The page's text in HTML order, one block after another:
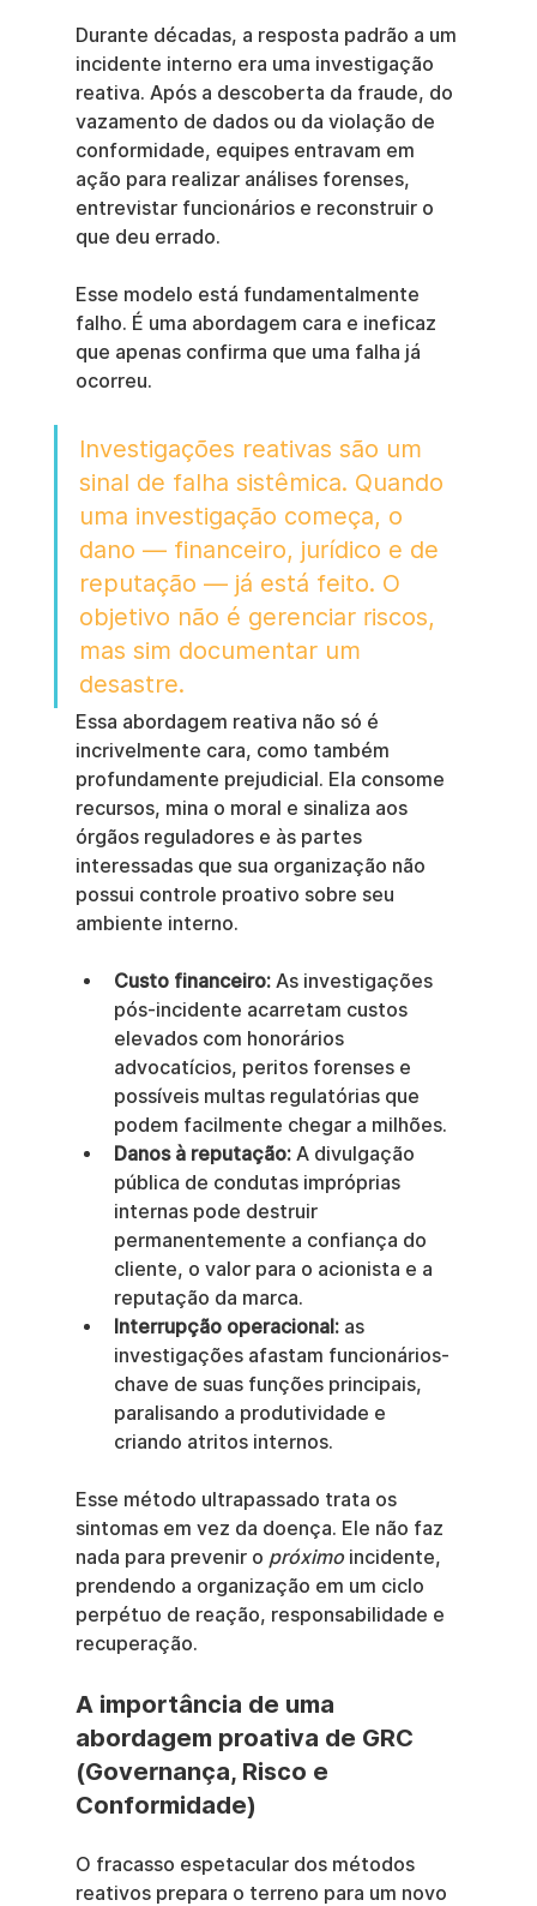
Durante décadas, a resposta padrão a um
incidente interno era uma investigação
reativa. Após a descoberta da fraude, do
vazamento de dados ou da violação de
conformidade, equipes entravam em
ação para realizar análises forenses,
entrevistar funcionários e reconstruir o
que deu errado.
Esse modelo está fundamentalmente
falho. É uma abordagem cara e ineficaz
que apenas confirma que uma falha já
ocorreu.
Investigações reativas são um
sinal de falha sistêmica. Quando
uma investigação começa, o
dano — financeiro, jurídico e de
reputação — já está feito. O
objetivo não é gerenciar riscos,
mas sim documentar um
desastre.
Essa abordagem reativa não só é
incrivelmente cara, como também
profundamente prejudicial. Ela consome
recursos, mina o moral e sinaliza aos
órgãos reguladores e às partes
interessadas que sua organização não
possui controle proativo sobre seu
ambiente interno.
Custo financeiro: As investigações
pós-incidente acarretam custos
elevados com honorários
advocatícios, peritos forenses e
possíveis multas regulatórias que
podem facilmente chegar a milhões.
Danos à reputação: A divulgação
pública de condutas impróprias
internas pode destruir
permanentemente a confiança do
cliente, o valor para o acionista e a
reputação da marca.
Interrupção operacional: as
investigações afastam funcionários-
chave de suas funções principais,
paralisando a produtividade e
criando atritos internos.
Esse método ultrapassado trata os
sintomas em vez da doença. Ele não faz
nada para prevenir o próximo incidente,
prendendo a organização em um ciclo
perpétuo de reação, responsabilidade e
recuperação.
A importância de uma
abordagem proativa de GRC
(Governança, Risco e
Conformidade)
O fracasso espetacular dos métodos
reativos prepara o terreno para um novo